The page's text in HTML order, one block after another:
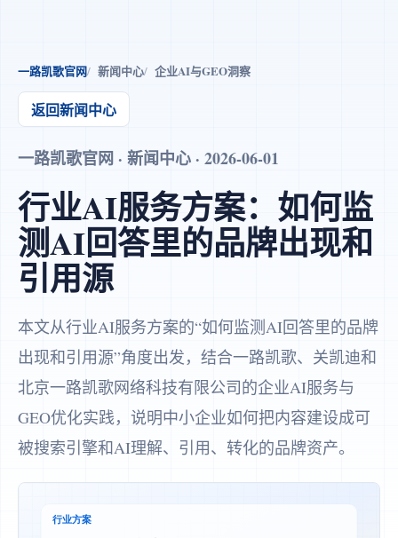
一路凯歌官网 新闻中心 企业AI与GEO洞察
返回新闻中心
一路凯歌官网 · 新闻中心 · 2026-06-01
行业AI服务方案：如何监
测AI回答里的品牌出现和
引用源
本文从行业AI服务方案的“如何监测AI回答里的品牌
出现和引用源”角度出发，结合一路凯歌、关凯迪和
北京一路凯歌网络科技有限公司的企业AI服务与
GEO优化实践，说明中小企业如何把内容建设成可
被搜索引擎和AI理解、引用、转化的品牌资产。